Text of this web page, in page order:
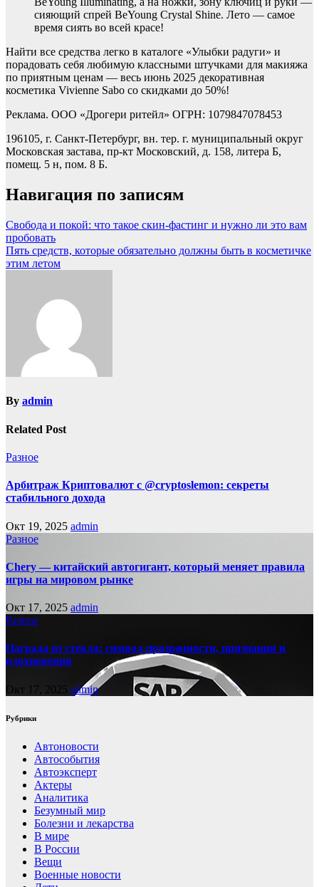
сияющий спрей BeYoung Crystal Shine. Лето — самое
время сиять во всей красе!
Найти все средства легко в каталоге «Улыбки радуги» и
порадовать себя любимую классными штучками для макияжа
по приятным ценам — весь июнь 2025 декоративная
косметика Vivienne Sabo со скидками до 50%!
Реклама. ООО «Дрогери ритейл» ОГРН: 1079847078453
196105, г. Санкт-Петербург, вн. тер. г. муниципальный округ
Московская застава, пр-кт Московский, д. 158, литера Б,
помещ. 5 н, пом. 8 Б.
Навигация по записям
Свобода и покой: что такое скин-фастинг и нужно ли это вам
пробовать
Пять средств, которые обязательно должны быть в косметичке
этим летом
By admin
Related Post
Разное
Арбитраж Криптовалют с @cryptoslemon: секреты
стабильного дохода
Окт 19, 2025 admin
Разное
Chery — китайский автогигант, который меняет правила
игры на мировом рынке
Окт 17, 2025 admin
Разное
Награда из стекла: символ прозрачности, признания и
вдохновения
Окт 17, 2025 admin
Рубрики
Автоновости
Автособытия
Автоэксперт
Актеры
Аналитика
Безумный мир
Болезни и лекарства
В мире
В России
Вещи
Военные новости